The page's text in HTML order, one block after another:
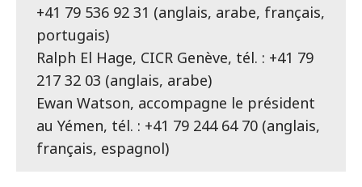
+41 79 536 92 31 (anglais, arabe, français,
portugais)
Ralph El Hage, CICR Genève, tél. : +41 79
217 32 03 (anglais, arabe)
Ewan Watson, accompagne le président
au Yémen, tél. : +41 79 244 64 70 (anglais,
français, espagnol)